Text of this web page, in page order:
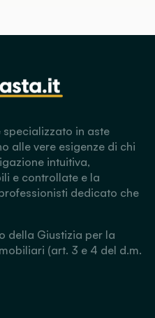
in aste
alle vere esigenze di chi
intuitiva,
e controllate e la
dedicato che
della Giustizia per la
(art. 3 e 4 del d.m.